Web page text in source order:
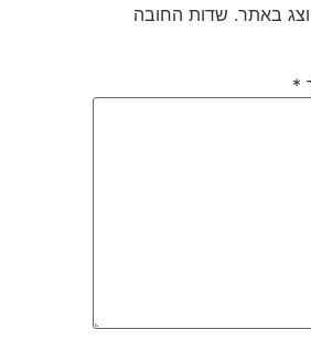
באתר. שדות החובה
*